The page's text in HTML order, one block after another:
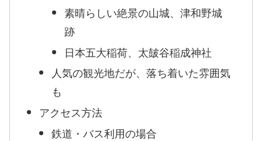
素晴らしい絶景の山城、津和野城
跡
日本五大稲荷、太皷谷稲成神社
人気の観光地だが、落ち着いた雰囲気
も
アクセス方法
鉄道・バス利用の場合